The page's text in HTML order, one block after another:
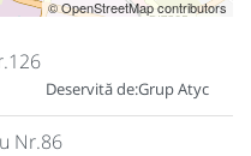
© OpenStreetMap contributors
Deservită de:Grup Atyc
Nr.86